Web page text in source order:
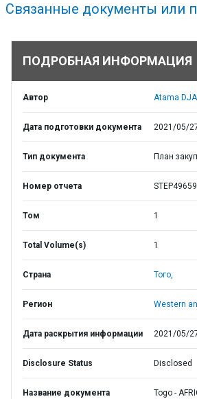
Связанные документы или
ПОДРОБНАЯ ИНФОРМАЦИЯ
Автор Atama
Дата подготовки документа 2021/05/
Тип документа План
Номер отчета STEP49659
Том 1
Total Volume(s) 1
Страна Того,
Регион Western
Дата раскрытия информации 2021/05/
Disclosure Status Disclosed
Название документа
Togo -